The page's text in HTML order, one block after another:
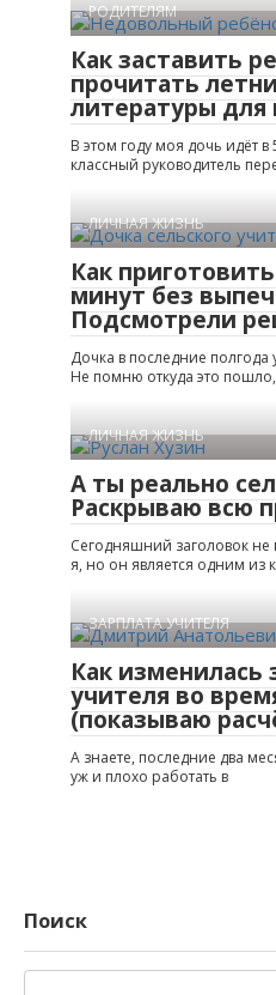
РОДИТЕЛЯМ
Как заставить
прочитать
литературы
В этом году моя дочь идёт в
классный руководитель
ЛИЧНАЯ ЖИЗНЬ
Как
минут без
Подсмотрели
Дочка в последние полгода
Не помню откуда это
ЛИЧНАЯ ЖИЗНЬ
А ты реально
Раскрываю всю
Сегодняшний заголовок не
я, но он является одним из
ЗАРПЛАТА УЧИТЕЛЯ
Как изменилась
учителя во
(показываю
А знаете, последние два
уж и плохо работать в
Поиск